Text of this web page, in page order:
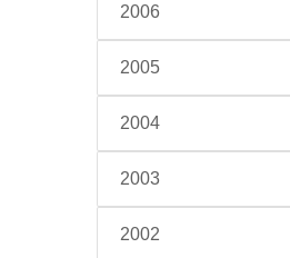
2006
2005
2004
2003
2002